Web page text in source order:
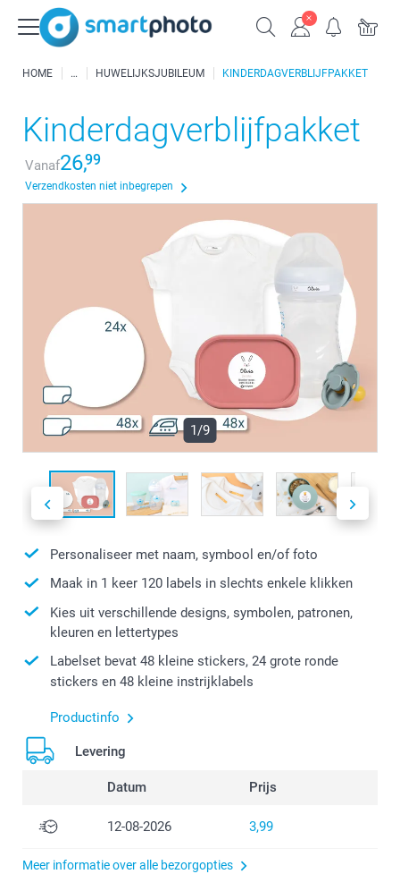
HOME HUWELIJKSJUBILEUM KINDERDAGVERBLIJFPAKKET
Kinderdagverblijfpakket
Vanaf26,99
Verzendkosten niet inbegrepen
1/9
Personaliseer met naam, symbool en/of foto
Maak in 1 keer 120 labels in slechts enkele klikken
Kies uit verschillende designs, symbolen, patronen,
kleuren en lettertypes
Labelset bevat 48 kleine stickers, 24 grote ronde
stickers en 48 kleine instrijklabels
Productinfo
Levering
Datum Prijs
12-08-2026 3,99
Meer informatie over alle bezorgopties